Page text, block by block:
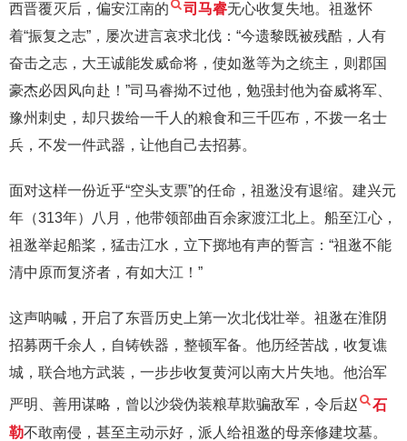
西晋覆灭后，偏安江南的 司马睿无心收复失地。祖逖怀
着“振复之志”，屡次进言哀求北伐：“今遗黎既被残酷，人有
奋击之志，大王诚能发威命将，使如逖等为之统主，则郡国
豪杰必因风向赴！”司马睿拗不过他，勉强封他为奋威将军、
豫州刺史，却只拨给一千人的粮食和三千匹布，不拨一名士
兵，不发一件武器，让他自己去招募。
面对这样一份近乎“空头支票”的任命，祖逖没有退缩。建兴元
年（313年）八月，他带领部曲百余家渡江北上。船至江心，
祖逖举起船桨，猛击江水，立下掷地有声的誓言：“祖逖不能
清中原而复济者，有如大江！”
这声呐喊，开启了东晋历史上第一次北伐壮举。祖逖在淮阴
招募两千余人，自铸铁器，整顿军备。他历经苦战，收复谯
城，联合地方武装，一步步收复黄河以南大片失地。他治军
严明、善用谋略，曾以沙袋伪装粮草欺骗敌军，令后赵
石
勒不敢南侵，甚至主动示好，派人给祖逖的母亲修建坟墓。